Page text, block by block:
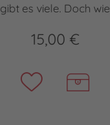
gibt es viele. Doch wie
15,00 €